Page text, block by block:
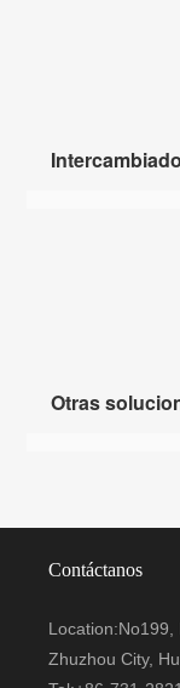
Otras
Contáctanos
Location:No199,
Zhuzhou City,